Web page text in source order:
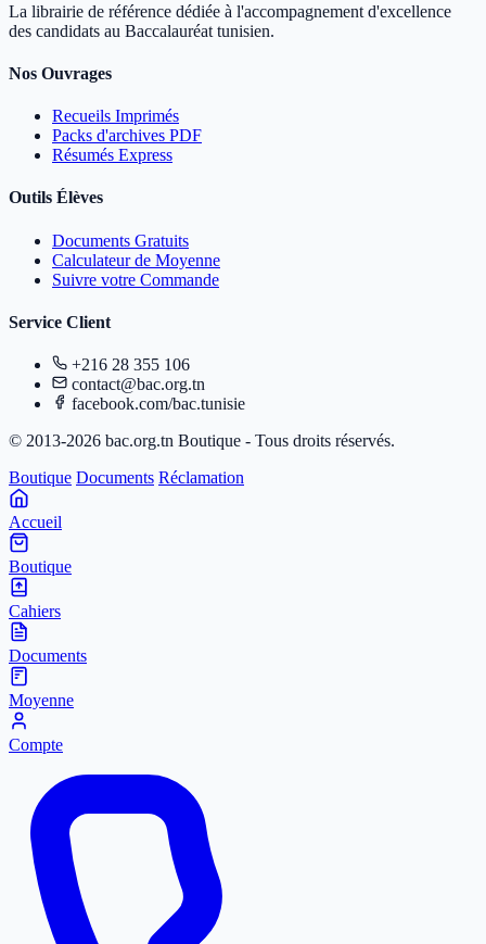
La librairie de référence dédiée à l'accompagnement d'excellence
des candidats au Baccalauréat tunisien.
Nos Ouvrages
Recueils Imprimés
Packs d'archives PDF
Résumés Express
Outils Élèves
Documents Gratuits
Calculateur de Moyenne
Suivre votre Commande
Service Client
+216 28 355 106
contact@bac.org.tn
facebook.com/bac.tunisie
© 2013-2026 bac.org.tn Boutique - Tous droits réservés.
Boutique Documents Réclamation
Accueil
Boutique
Cahiers
Documents
Moyenne
Compte